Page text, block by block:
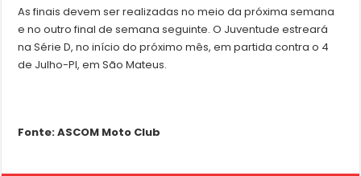
As finais devem ser realizadas no meio da próxima semana
e no outro final de semana seguinte. O Juventude estreará
na Série D, no início do próximo mês, em partida contra o 4
de Julho-PI, em São Mateus.
Fonte: ASCOM Moto Club